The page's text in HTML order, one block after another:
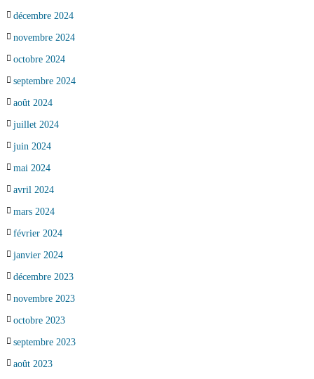
décembre 2024
novembre 2024
octobre 2024
septembre 2024
août 2024
juillet 2024
juin 2024
mai 2024
avril 2024
mars 2024
février 2024
janvier 2024
décembre 2023
novembre 2023
octobre 2023
septembre 2023
août 2023